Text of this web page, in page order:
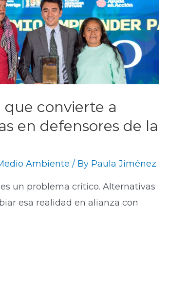
que convierte a
en defensores de la
Ambiente / By Paula Jiménez
un problema crítico. Alternativas
esa realidad en alianza con